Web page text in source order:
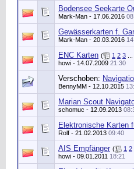
Bodensee Seekarte
Mark-Man - 17.06.2016
Gewässerkarten f.
Mark-Man - 20.03.2016
ENC Karten ( 1 2 3
howi - 14.07.2009 21:30
Verschoben:
BennyMM - 12.10.2015
Marian Scout
schomuc - 12.09.2013
Elektronische Karten
Rolf - 21.02.2013 09:40
AIS Empfänger ( 1 2
howi - 09.01.2011 18:21